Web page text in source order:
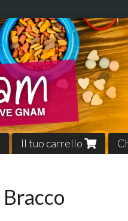
Il tuo carrello
Bracco